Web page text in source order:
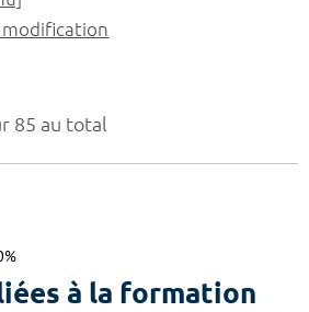
85 au total
à la formation
modification